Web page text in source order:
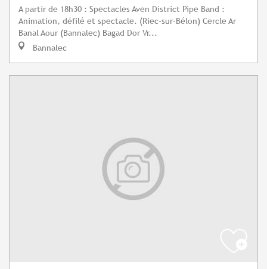
A partir de 18h30 : Spectacles Aven District Pipe Band :
Animation, défilé et spectacle. (Riec-sur-Bélon) Cercle Ar
Banal Aour (Bannalec) Bagad Dor Vr...
Bannalec